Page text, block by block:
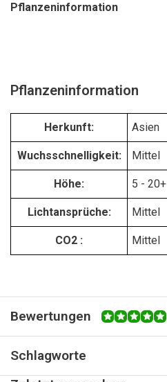
Pflanzeninformation
Pflanzeninformation
Herkunft: Asien
Wuchsschnelligkeit: Mittel
Höhe: 5 - 20+
Lichtansprüche: Mittel
CO2 : Mittel
Bewertungen
Schlagworte